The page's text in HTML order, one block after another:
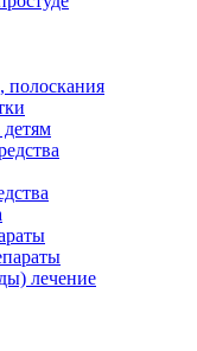
полоскания
лечение